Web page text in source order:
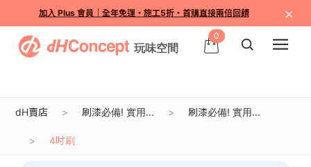
加入 Plus 會員｜全年免運・施工5折・首購直接兩倍回饋 ×
0
dH賣店 刷漆必備! 實用... 刷漆必備! 實用...
4吋刷